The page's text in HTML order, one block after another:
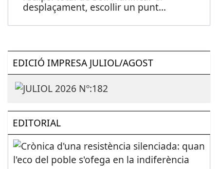
desplaçament, escollir un punt...
EDICIÓ IMPRESA JULIOL/AGOST
EDITORIAL